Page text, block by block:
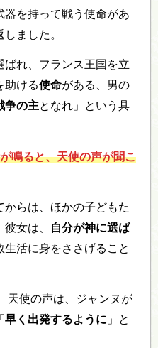
器を持って戦う使命があ
ました。
ばれ、フランス王国を立
助ける使命がある、男の
争の主となれ」という具
鳴ると、天使の声が聞こ
からは、ほかの子どもた
女は、 自分が神に選ば
活に身をささげること
天使の声は、ジャンヌが
早く出発するように 」と